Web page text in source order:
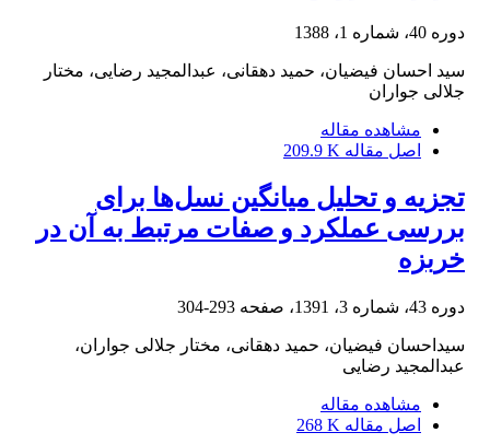
دوره 40، شماره 1، 1388
سید احسان فیضیان، حمید دهقانی، عبدالمجید رضایی، مختار
جلالی جواران
مشاهده مقاله
اصل مقاله 209.9 K
تجزیه و تحلیل میانگین نسل‌ها برای
بررسی عملکرد و صفات مرتبط به آن در
خربزه
دوره 43، شماره 3، 1391، صفحه 293-304
سیداحسان فیضیان، حمید دهقانی، مختار جلالی جواران،
عبدالمجید رضایی
مشاهده مقاله
اصل مقاله 268 K